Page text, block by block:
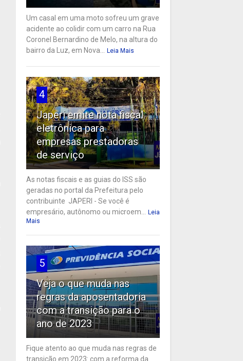
Um casal em uma moto sofreu um grave
acidente ao colidir com um carro na Rua
Coronel Bernardino de Melo, na altura do
bairro da Luz, em Nova...
Leia Mais
4
Japeri emite nota fiscal
eletrônica para
empresas prestadoras
de serviço
As notas fiscais e as guias do ISS são
geradas no portal da Prefeitura pelo
contribuinte JAPERI - Se você é
empresário, autônomo ou microem...
Leia
Mais
5
Veja o que muda nas
regras da aposentadoria
com a transição para o
ano de 2023
Fique atento ao que muda nas regras de
transição em 2023: com a reforma da